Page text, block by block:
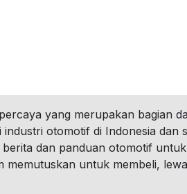
yang merupakan bagian
otomotif di Indonesia dan
dan panduan otomotif
memutuskan untuk membeli,